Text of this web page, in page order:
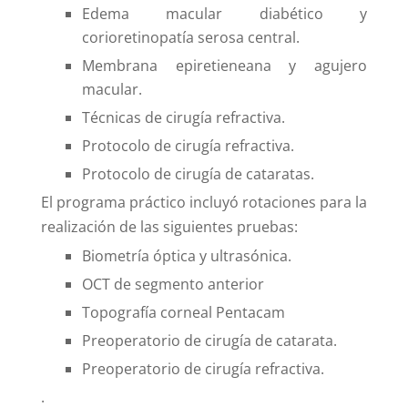
Edema macular diabético y
corioretinopatía serosa central.
Membrana epiretieneana y agujero
macular.
Técnicas de cirugía refractiva.
Protocolo de cirugía refractiva.
Protocolo de cirugía de cataratas.
El programa práctico incluyó rotaciones para la
realización de las siguientes pruebas:
Biometría óptica y ultrasónica.
OCT de segmento anterior
Topografía corneal Pentacam
Preoperatorio de cirugía de catarata.
Preoperatorio de cirugía refractiva.
.